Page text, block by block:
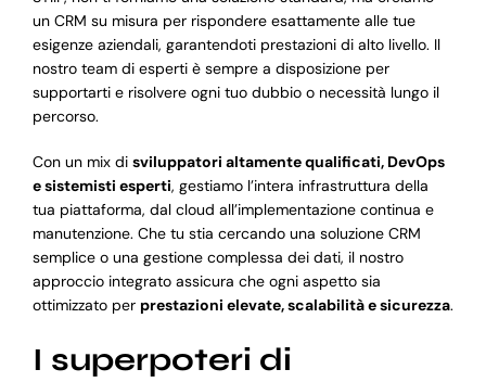
un CRM su misura per rispondere esattamente alle tue
esigenze aziendali, garantendoti prestazioni di alto livello. Il
nostro team di esperti è sempre a disposizione per
supportarti e risolvere ogni tuo dubbio o necessità lungo il
percorso.
Con un mix di sviluppatori altamente qualificati, DevOps
e sistemisti esperti, gestiamo l’intera infrastruttura della
tua piattaforma, dal cloud all’implementazione continua e
manutenzione. Che tu stia cercando una soluzione CRM
semplice o una gestione complessa dei dati, il nostro
approccio integrato assicura che ogni aspetto sia
ottimizzato per prestazioni elevate, scalabilità e sicurezza.
I superpoteri di